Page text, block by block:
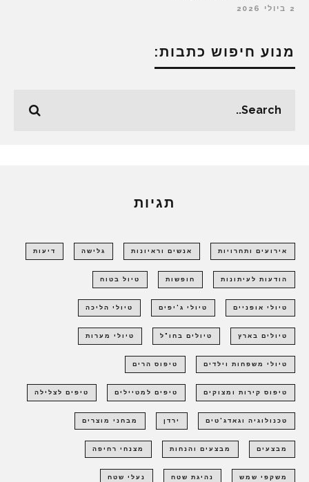
2 ביולי 2026
מנוע חיפוש כתבות:
תגיות
אירועים ותחרויות אנשים וראיונות גלישה דיעות
הודעות לעיתונות חופשות טיול בטוח
טיולי אופניים טיולי ג'יפים טיולי הליכה
טיולים בארץ טיולים בחו"ל טיולי מערות
טיולי משפחות וילדים טיפוס הרים
טיפוס קירות ומצוקים טיפים למטיילים טיפים לצלילה
טכנולוגיה וגאדג'טים ירדן מבחני מוצרים
מבצעים מבצעים והנחות מצנחי רחיפה
משקפי שמש נהיגת שטח נעלי שטח